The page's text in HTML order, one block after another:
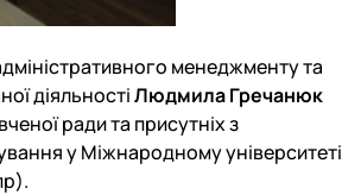
менеджменту та
діяльностіЛюдмила Гречанюк
ради та присутніх з
у Міжнародному університеті